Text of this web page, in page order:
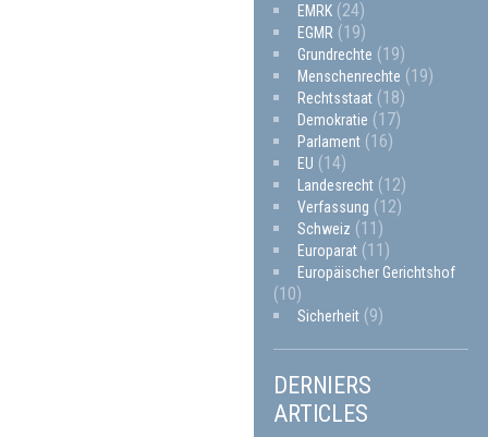
EMRK (24)
EGMR (19)
Grundrechte (19)
Menschenrechte (19)
Rechtsstaat (18)
Demokratie (17)
Parlament (16)
EU (14)
Landesrecht (12)
Verfassung (12)
Schweiz (11)
Europarat (11)
Europäischer Gerichtshof
(10)
Sicherheit (9)
DERNIERS
ARTICLES